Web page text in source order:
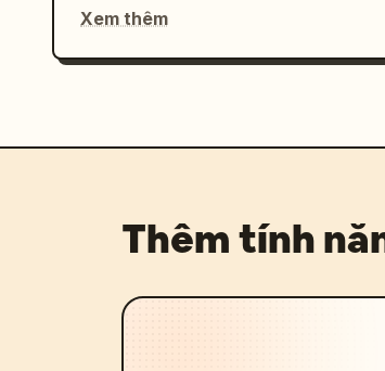
Xem thêm
Thêm tính